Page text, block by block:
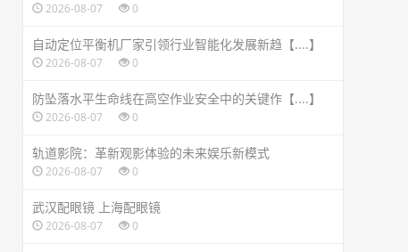
2026-08-07 0
自动定位平衡机厂家引领行业智能化发展新趋【....】
2026-08-07 0
防坠落水平生命线在高空作业安全中的关键作【....】
2026-08-07 0
轨道影院：革新观影体验的未来娱乐新模式
2026-08-07 0
武汉配眼镜 上海配眼镜
2026-08-07 0